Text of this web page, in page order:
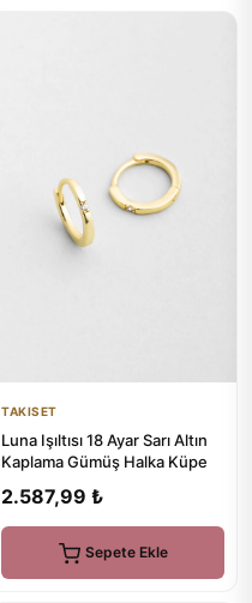
TAKISET
Luna Işıltısı 18 Ayar Sarı Altın
Kaplama Gümüş Halka Küpe
2.587,99 ₺
Sepete Ekle